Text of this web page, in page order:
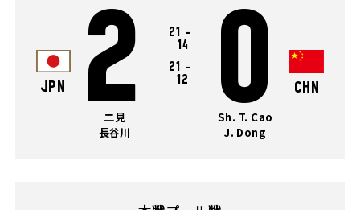
JPN 2 21 -
14
21 -
12
0 CHN
二見
長谷川
Sh. T. Cao
J. Dong